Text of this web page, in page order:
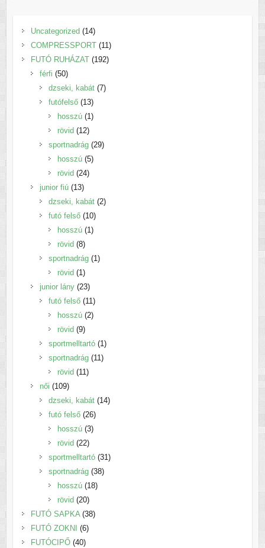
Uncategorized 1414
termék
COMPRESSPORT 11 11
termék
FUTÓ RUHÁZAT 192192
férfi 5050
termék
dzseki, kabát 77
futófelső 1313
termék
hosszú 1 1
rövid 1212
termék
sportnadrág 2929
hosszú 55
rövid 2424
junior fiú 1313
termék
dzseki, kabát 22
futó felső 1010
termék
hosszú 1 1
rövid 88
termék
sportnadrág 1 1
rövid 1 1
termék
junior lány 2323
termék
futó felső 11 11
termék
hosszú 22
rövid 99
termék
sportmelltartó 1 1
termék
sportnadrág 11 11
rövid 11 11
női 109109
termék
dzseki, kabát 1414
futó felső 2626
termék
hosszú 33
rövid 2222
termék
sportmelltartó 31 31
sportnadrág 3838
hosszú 1818
rövid 2020
termék
FUTÓ SAPKA 3838
FUTÓ ZOKNI 66
termék
FUTÓCIPŐ 4040